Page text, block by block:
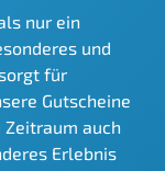
nur ein
und
für
Gutscheine
Zeitraum auch
Erlebnis